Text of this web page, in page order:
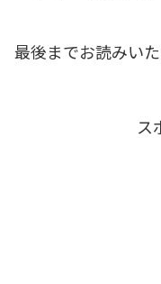
最後までお読みい
ス